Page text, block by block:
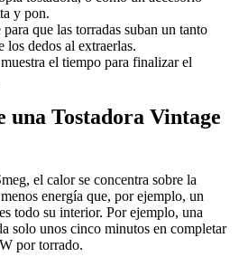
y pon.
que las torradas suban un tanto
los dedos al extraerlas.
el tiempo para finalizar el
una Tostadora Vintage
el calor se concentra sobre la
energía que, por ejemplo, un
todo su interior. Por ejemplo, una
solo unos cinco minutos en completar
por torrado.